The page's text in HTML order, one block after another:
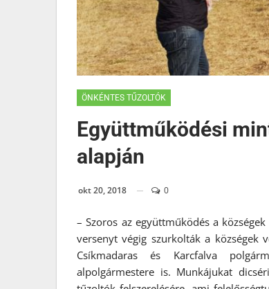
ÖNKÉNTES TŰZOLTÓK
Együttműködési
alapján
okt 20, 2018 0
– Szoros az együttműködés a
versenyt végig szurkolták a községek
Csíkmadaras és Karcfalva
alpolgármestere is. Munkájukat